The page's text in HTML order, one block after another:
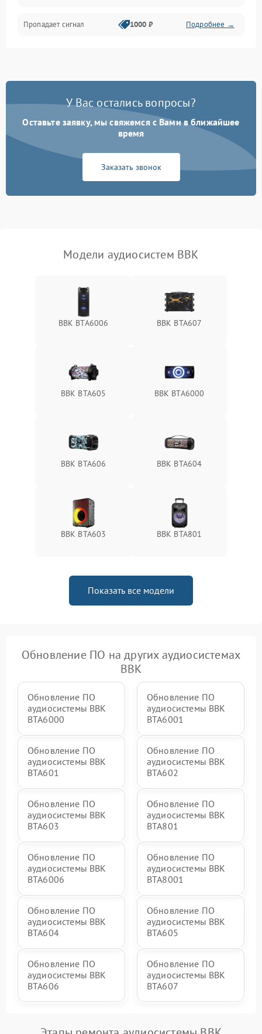
Пропадает сигнал 1000 ₽ Подробнее →
У Вас остались вопросы?
Оставьте заявку, мы свяжемся с Вами в ближайшее
время
Заказать звонок
Модели аудиосистем BBK
BBK BTA6006 BBK BTA607
BBK BTA605 BBK BTA6000
BBK BTA606 BBK BTA604
BBK BTA603 BBK BTA801
Показать все модели
Обновление ПО на других аудиосистемах
BBK
Обновление ПО
аудиосистемы BBK
BTA6000
Обновление ПО
аудиосистемы BBK
BTA6001
Обновление ПО
аудиосистемы BBK
BTA601
Обновление ПО
аудиосистемы BBK
BTA602
Обновление ПО
аудиосистемы BBK
BTA603
Обновление ПО
аудиосистемы BBK
BTA801
Обновление ПО
аудиосистемы BBK
BTA6006
Обновление ПО
аудиосистемы BBK
BTA8001
Обновление ПО
аудиосистемы BBK
BTA604
Обновление ПО
аудиосистемы BBK
BTA605
Обновление ПО
аудиосистемы BBK
BTA606
Обновление ПО
аудиосистемы BBK
BTA607